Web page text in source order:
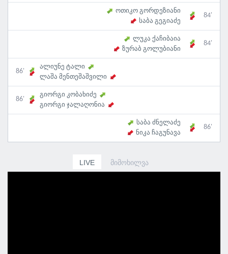
ოთიკო გორდეზიანი
საბა გეგიაძე
84'
ლუკა ქაჩიბაია
ზურაბ გოლუბიანი
84'
86'
ალიუნე ტალი
ლაშა მენთეშაშვილი
86'
გიორგი კობახიძე
გიორგი ჯალაღონია
საბა ძნელაძე
ნიკა ჩაგუნავა
86'
LIVE ᲛᲘᲛᲝᲮᲘᲚᲕᲐ